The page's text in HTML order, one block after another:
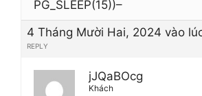
PG_SLEEP(15))–
4 Tháng Mười Hai, 2024 vào
REPLY
jJQaBOcg
Khách